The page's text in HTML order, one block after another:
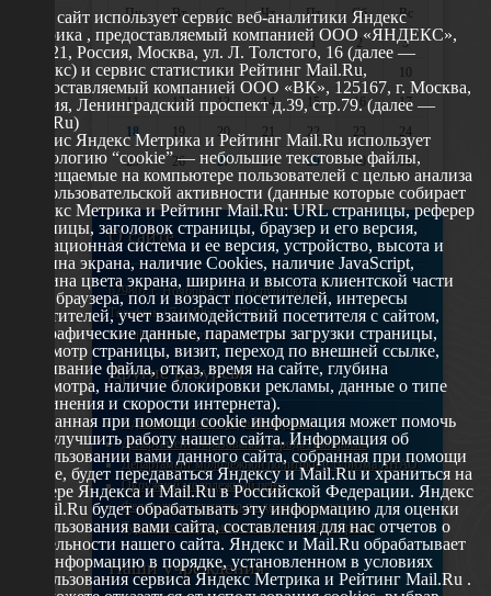
Пн
Вт Ср Чт Пт Сб
Вс
1
2
3
4
5 6 7 8 9
11
12 13 14 15 16
17
18
19 20 21 22 23
24
25
26 27 28 29 30 31
О сайте
629802 г. Ноябрьск, ул. Республики, 49
Телефон: +7 (3496) 35-37-49
E-mail: udsm@noyabrsk.yanao.ru
Другие ресурсы
Администрация города Ноябрьска
Департамент образования города Ноябрьска
Департамент молодежной политики и туризма ЯНАО
Окружной молодежный центр
Федеральное агенство по делам молодежи
Туристско-информационный центр Ноябрьска
Наши учреждения
Этот сайт использует сервис веб-аналитики Яндекс
Метрика , предоставляемый компанией ООО «ЯНДЕКС»,
119021, Россия, Москва, ул. Л. Толстого, 16 (далее —
Яндекс) и сервис статистики Рейтинг Mail.Ru,
предоставляемый компанией ООО «ВК», 125167, г. Москва,
Россия, Ленинградский проспект д.39, стр.79. (далее —
Mail.Ru)
Сервис Яндекс Метрика и Рейтинг Mail.Ru использует
технологию “cookie” — небольшие текстовые файлы,
размещаемые на компьютере пользователей с целью анализа
их пользовательской активности (данные которые собирает
Яндекс Метрика и Рейтинг Mail.Ru: URL страницы, реферер
страницы, заголовок страницы, браузер и его версия,
операционная система и ее версия, устройство, высота и
ширина экрана, наличие Cookies, наличие JavaScript,
глубина цвета экрана, ширина и высота клиентской части
окна браузера, пол и возраст посетителей, интересы
посетителей, учет взаимодействий посетителя с сайтом,
географические данные, параметры загрузки страницы,
просмотр страницы, визит, переход по внешней ссылке,
cкачивание файла, отказ, время на сайте, глубина
просмотра, наличие блокировки рекламы, данные о типе
соединения и скорости интернета).
Собранная при помощи cookie информация может помочь
нам улучшить работу нашего сайта. Информация об
использовании вами данного сайта, собранная при помощи
cookie, будет передаваться Яндексу и Mail.Ru и храниться на
сервере Яндекса и Mail.Ru в Российской Федерации. Яндекс
и Mail.Ru будет обрабатывать эту информацию для оценки
использования вами сайта, составления для нас отчетов о
деятельности нашего сайта. Яндекс и Mail.Ru обрабатывает
эту информацию в порядке, установленном в условиях
использования сервиса Яндекс Метрика и Рейтинг Mail.Ru .